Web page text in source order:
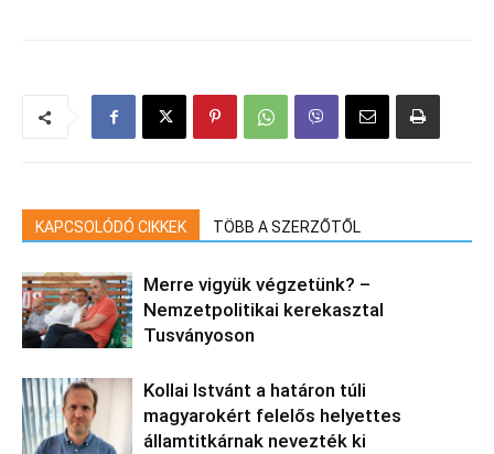
KAPCSOLÓDÓ CIKKEK TÖBB A SZERZŐTŐL
Merre vigyük végzetünk? –
Nemzetpolitikai kerekasztal
Tusványoson
Kollai Istvánt a határon túli
magyarokért felelős helyettes
államtitkárnak nevezték ki